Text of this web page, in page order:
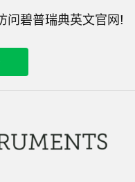
问碧普瑞典英文官网!